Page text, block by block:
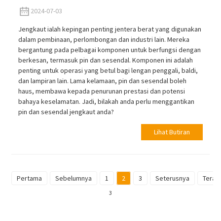
2024-07-03
Jengkaut ialah kepingan penting jentera berat yang digunakan
dalam pembinaan, perlombongan dan industri lain. Mereka
bergantung pada pelbagai komponen untuk berfungsi dengan
berkesan, termasuk pin dan sesendal. Komponen ini adalah
penting untuk operasi yang betul bagi lengan penggali, baldi,
dan lampiran lain. Lama kelamaan, pin dan sesendal boleh
haus, membawa kepada penurunan prestasi dan potensi
bahaya keselamatan. Jadi, bilakah anda perlu menggantikan
pin dan sesendal jengkaut anda?
Lihat Butiran
Pertama Sebelumnya 1 2 3 Seterusnya
3